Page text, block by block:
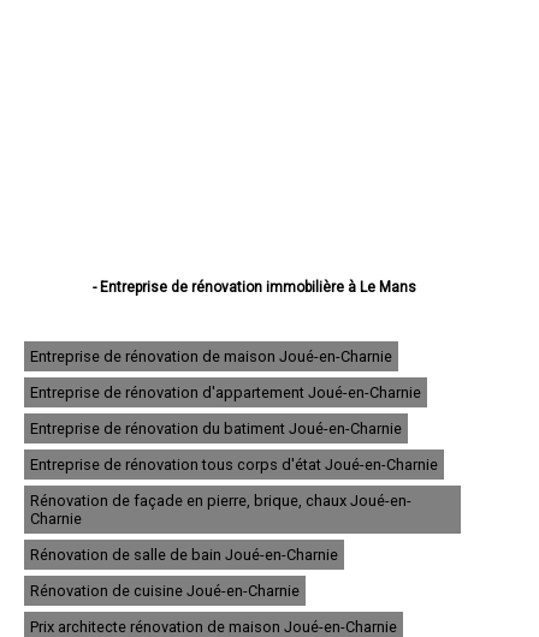
- Entreprise de rénovation immobilière à Le Mans
- Entreprise de rénovation immobilière à Allonnes
- Entreprise de rénovation immobilière à La Ferté-Bernard
- Entreprise de rénovation immobilière à Coulaines
- Entreprise de rénovation immobilière à Changé
- Entreprise de rénovation immobilière à Mamers
- Entreprise de rénovation immobilière à Arnage
- Entreprise de rénovation immobilière à Parigné-l'Évêque
- Entreprise de rénovation immobilière à Château-du-Loir
- Entreprise de rénovation immobilière à Mulsanne
- Entreprise de rénovation immobilière à Yvré-l'Évêque
- Entreprise de rénovation immobilière à Bonnétable
- Entreprise de rénovation immobilière à Le Lude
- Entreprise de rénovation immobilière à La Suze-sur-Sarthe
Entreprise de rénovation de maison Joué-en-Charnie
Entreprise de rénovation d'appartement Joué-en-Charnie
Entreprise de rénovation du batiment Joué-en-Charnie
Entreprise de rénovation tous corps d'état Joué-en-Charnie
Rénovation de façade en pierre, brique, chaux Joué-en-
Charnie
Rénovation de salle de bain Joué-en-Charnie
Rénovation de cuisine Joué-en-Charnie
Prix architecte rénovation de maison Joué-en-Charnie